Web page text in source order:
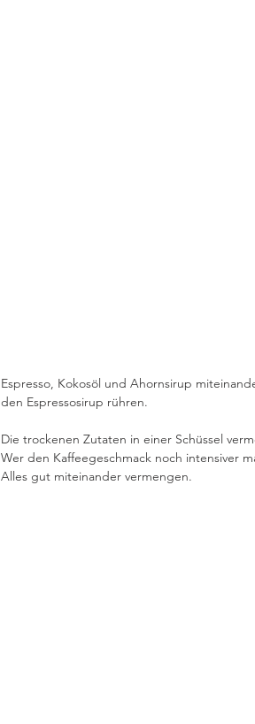
Espresso, Kokosöl und Ahornsirup
den Espressosirup rühren.
Die trockenen Zutaten in einer Schüssel
Wer den Kaffeegeschmack noch intensiver
Alles gut miteinander vermengen.